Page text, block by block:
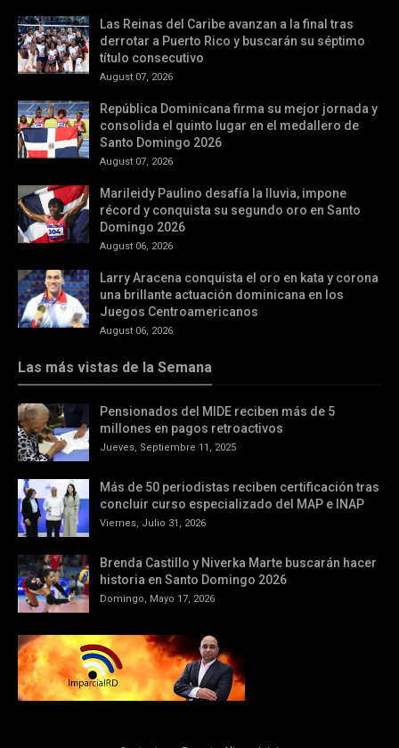
Las Reinas del Caribe avanzan a la final tras
derrotar a Puerto Rico y buscarán su séptimo
título consecutivo
August 07, 2026
República Dominicana firma su mejor jornada y
consolida el quinto lugar en el medallero de
Santo Domingo 2026
August 07, 2026
Marileidy Paulino desafía la lluvia, impone
récord y conquista su segundo oro en Santo
Domingo 2026
August 06, 2026
Larry Aracena conquista el oro en kata y corona
una brillante actuación dominicana en los
Juegos Centroamericanos
August 06, 2026
Las más vistas de la Semana
Pensionados del MIDE reciben más de 5
millones en pagos retroactivos
Jueves, Septiembre 11, 2025
Más de 50 periodistas reciben certificación tras
concluir curso especializado del MAP e INAP
Viernes, Julio 31, 2026
Brenda Castillo y Niverka Marte buscarán hacer
historia en Santo Domingo 2026
Domingo, Mayo 17, 2026